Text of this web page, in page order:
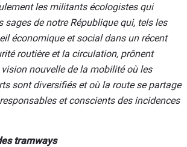
les militants écologistes qui
sages de notre République qui, tels les
économique et social dans un récent
routière et la circulation, prônent
vision nouvelle de la mobilité où les
sont diversifiés et où la route se partage
et conscients des incidences
tramways